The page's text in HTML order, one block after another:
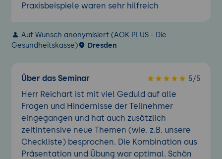
Praxisbeispiele waren sehr hilfreich
Auf Wunsch anonymisiert (AOK PLUS - Die
Gesundheitskasse)
Dresden
Über das Seminar 5/5
Herr Reichart ist mit viel Geduld auf alle
Fragen und Hindernisse der Teilnehmer
eingegangen und hat auch zusätzlich
zeitintensive neue Themen (wie. z.B. unsere
Checkliste) besprochen. Die Kombination aus
Präsentation und Übung war optimal. Schön